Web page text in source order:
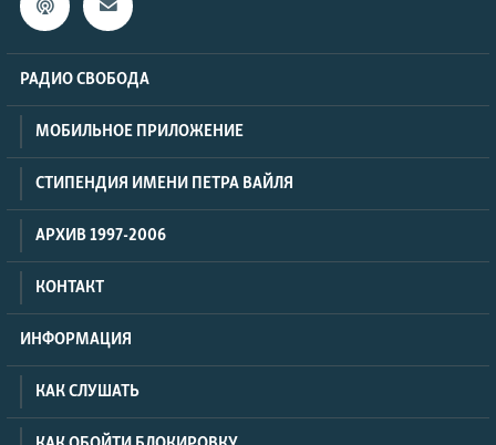
РАДИО СВОБОДА
МОБИЛЬНОЕ ПРИЛОЖЕНИЕ
СТИПЕНДИЯ ИМЕНИ ПЕТРА ВАЙЛЯ
АРХИВ 1997-2006
КОНТАКТ
ИНФОРМАЦИЯ
КАК СЛУШАТЬ